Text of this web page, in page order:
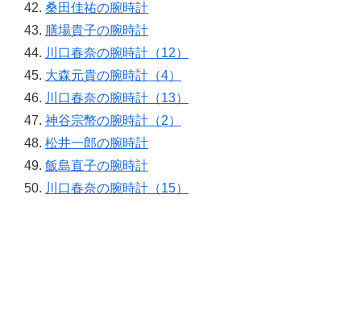
桑田佳祐の腕時計
膳場貴子の腕時計
川口春奈の腕時計（12）
大森元貴の腕時計（4）
川口春奈の腕時計（13）
神谷宗幣の腕時計（2）
松井一郎の腕時計
飯島直子の腕時計
川口春奈の腕時計（15）